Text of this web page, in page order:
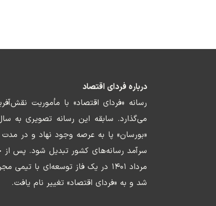
درباره فردای اقتصاد
رسانه «فردای اقتصاد» با مأموریت
«بورسان» پا به عرصه وجود نهاد و در
سرآمد رسانه‌های کشور تبدیل شود. پس
مرداد ۱۴۰۱ در یک فاز توسعه‌ای با
شد و به «فردای اقتصاد» تغییر نام یافت.